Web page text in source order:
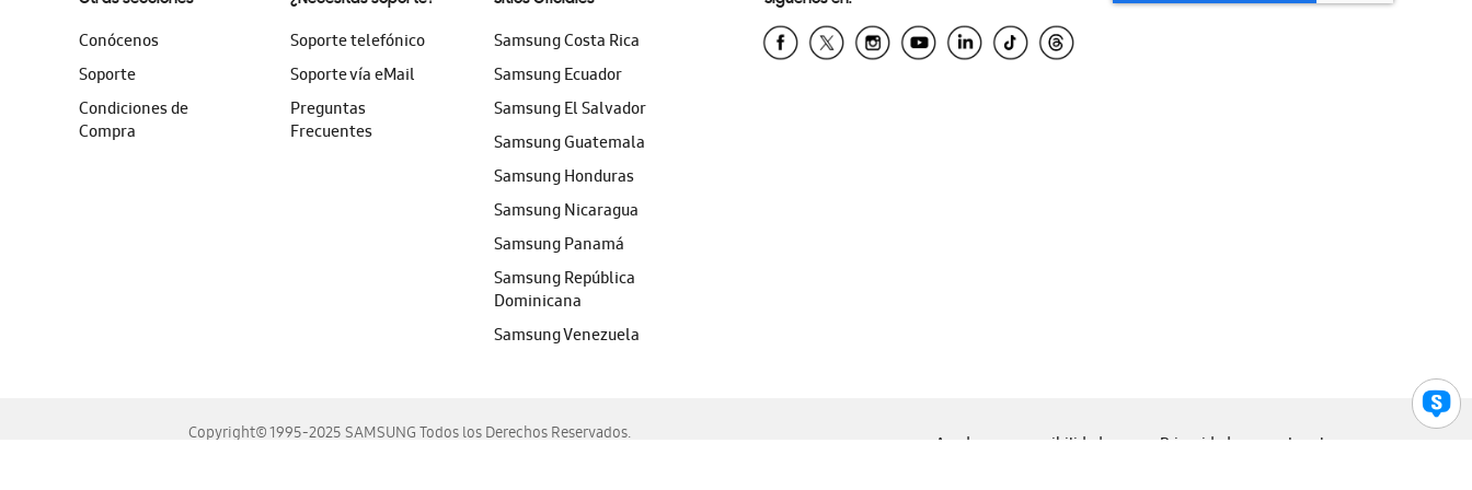
Conócenos
Soporte
Condiciones de
Compra
Soporte telefónico
Soporte vía eMail
Preguntas
Frecuentes
Samsung Costa Rica
Samsung Ecuador
Samsung El Salvador
Samsung Guatemala
Samsung Honduras
Samsung Nicaragua
Samsung Panamá
Samsung República
Dominicana
Samsung Venezuela
Copyright© 1995-2025 SAMSUNG Todos los Derechos Reservados.
Ayuda para accesibilidad Privacidad Legal